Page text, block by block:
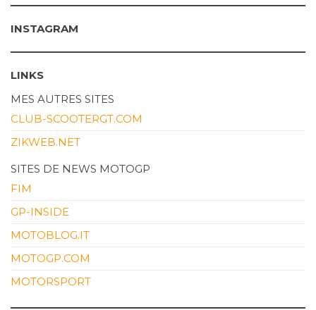
INSTAGRAM
LINKS
MES AUTRES SITES
CLUB-SCOOTERGT.COM
ZIKWEB.NET
SITES DE NEWS MOTOGP
FIM
GP-INSIDE
MOTOBLOG.IT
MOTOGP.COM
MOTORSPORT